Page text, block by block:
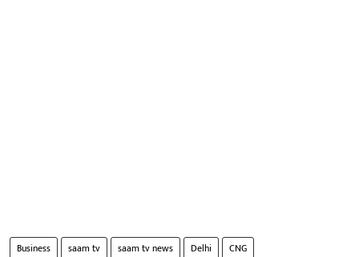
Business saam tv saam tv news Delhi
CNG